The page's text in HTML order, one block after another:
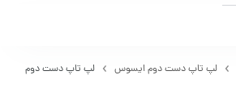
لپ تاپ دست دوم ایسوس
لپ تاپ دست دوم